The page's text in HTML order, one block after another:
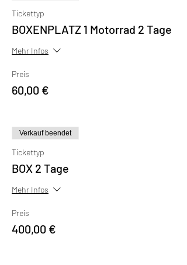
Tickettyp
BOXENPLATZ 1 Motorrad 2 Tage
Mehr Infos
Preis
60,00 €
Verkauf beendet
Tickettyp
BOX 2 Tage
Mehr Infos
Preis
400,00 €